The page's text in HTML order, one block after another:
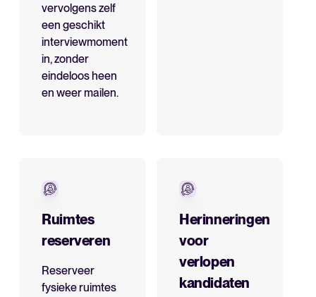
vervolgens zelf
een geschikt
interviewmoment
in, zonder
eindeloos heen
en weer mailen.
Ruimtes
reserveren
Reserveer
fysieke ruimtes
Herinneringen
voor
verlopen
kandidaten